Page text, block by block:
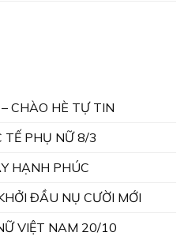
CHÀO HÈ TỰ TIN
TẾ PHỤ NỮ 8/3
HẠNH PHÚC
ĐẦU NỤ CƯỜI MỚI
VIỆT NAM 20/10